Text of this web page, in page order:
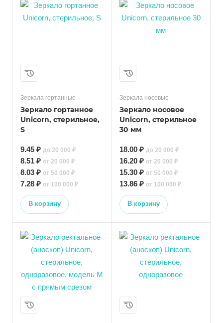
Зеркала гортанные
Зеркало гортанное
Unicorn, стерильное,
S
9.45 ₽ до 20 000 ₽
8.51 ₽ от 20 000 ₽
8.03 ₽ от 50 000 ₽
7.28 ₽ от 100 000 ₽
В корзину
Зеркала носовые
Зеркало носовое
Unicorn, стерильное
30 мм
18.00 ₽ до 20 000 ₽
16.20 ₽ от 20 000 ₽
15.30 ₽ от 50 000 ₽
13.86 ₽ от 100 000 ₽
В корзину